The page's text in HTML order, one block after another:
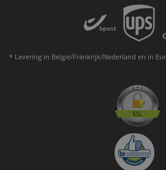
* Levering in Belgie/Frankrijk/Nederland en in